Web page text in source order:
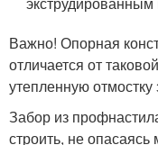
Важно! Опорная
отличается от
утепленную
Забор из
строить, не опасаясь